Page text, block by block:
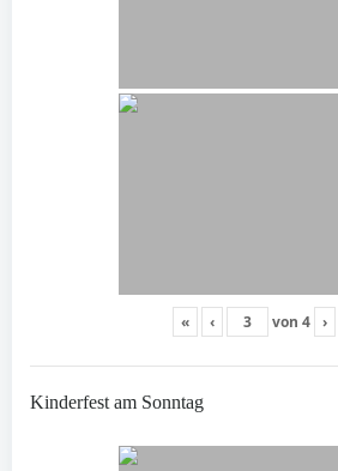
« ‹ von 4 ›
Kinderfest am Sonntag